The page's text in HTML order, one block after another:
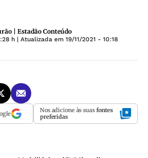
| Estadão Conteúdo
h | Atualizada em 19/11/2021 - 10:18
Nos adicione às suas fontes
preferidas